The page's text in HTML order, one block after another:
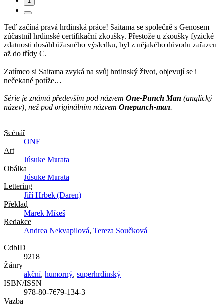
Teď začíná pravá hrdinská práce! Saitama se společně s Genosem
zúčastnil hrdinské certifikační zkoušky. Přestože u zkoušky fyzické
zdatnosti dosáhl úžasného výsledku, byl z nějakého důvodu zařazen
až do třídy C.
Zatímco si Saitama zvyká na svůj hrdinský život, objevují se i
nečekané potíže…
Série je známá především pod názvem One-Punch Man (anglický
název), než pod originálním názvem Onepunch-man.
Scénář
ONE
Art
Júsuke Murata
Obálka
Júsuke Murata
Lettering
Jiří Hrbek (Daren)
Překlad
Marek Mikeš
Redakce
Andrea Nekvapilová, Tereza Součková
CdbID
9218
Žánry
akční, humorný, superhrdinský
ISBN/ISSN
978-80-7679-134-3
Vazba